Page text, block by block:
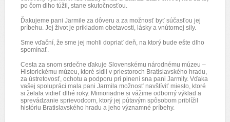
po čom dlho túžil, stane skutočnosťou.
Ďakujeme pani Jarmile za dôveru a za možnosť byť súčasťou jej
príbehu. Jej život je príkladom obetavosti, lásky a vnútornej sily.
Sme vďační, že sme jej mohli dopriať deň, na ktorý bude ešte dlho
spomínať.
Cesta za snom srdečne ďakuje Slovenskému národnému múzeu –
Historickému múzeu, ktoré sídli v priestoroch Bratislavského hradu,
za ústretovosť, ochotu a podporu pri plnení sna pani Jarmily. Vďaka
vašej spolupráci mala pani Jarmila možnosť navštíviť miesto, ktoré
si želala vidieť dlhé roky. Mimoriadne si vážime odborný výklad a
sprevádzanie sprievodcom, ktorý jej pútavým spôsobom priblížil
históriu Bratislavského hradu a jeho významné príbehy.